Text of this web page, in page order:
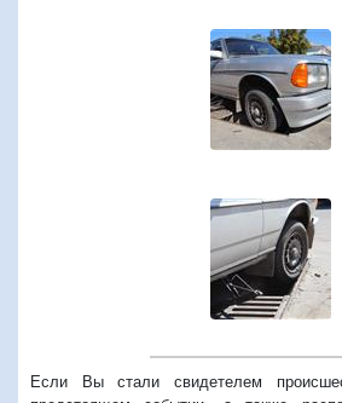
Если Вы стали свидетелем